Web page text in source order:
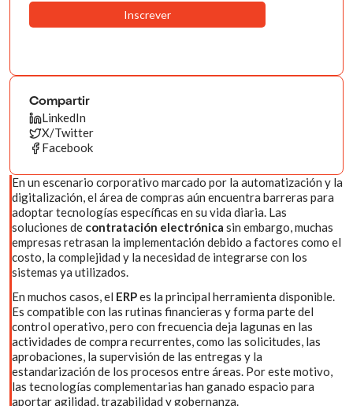
En un escenario corporativo marcado por la automatización y la
digitalización, el área de compras aún encuentra barreras para
adoptar tecnologías específicas en su vida diaria. Las
soluciones de contratación electrónica sin embargo, muchas
empresas retrasan la implementación debido a factores como el
costo, la complejidad y la necesidad de integrarse con los
sistemas ya utilizados.
En muchos casos, el ERPes la principal herramienta disponible.
Es compatible con las rutinas financieras y forma parte del
control operativo, pero con frecuencia deja lagunas en las
actividades de compra recurrentes, como las solicitudes, las
aprobaciones, la supervisión de las entregas y la
estandarización de los procesos entre áreas. Por este motivo,
las tecnologías complementarias han ganado espacio para
aportar agilidad, trazabilidad y gobernanza.
Compartir
LinkedIn
X/Twitter
Facebook